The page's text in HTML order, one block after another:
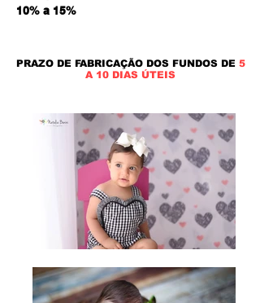
10% a 15%
PRAZO DE FABRICAÇÃO DOS FUNDOS DE 5
A 10 DIAS ÚTEIS